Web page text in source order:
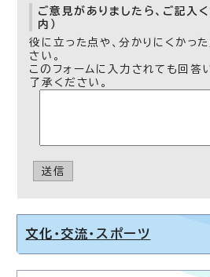
ご意見がありましたら、ご記入
内）
役に立った点や、分かりにくかっ
さい。
このフォームに入力されても回答
了承ください。
送信
文化・交流・スポーツ